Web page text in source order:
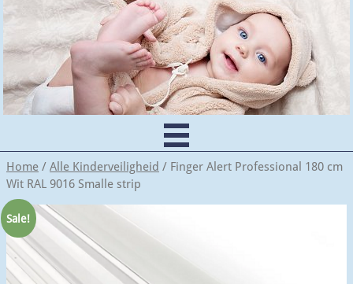
Home / Alle Kinderveiligheid / Finger Alert Professional 180 cm
Wit RAL 9016 Smalle strip
Sale!